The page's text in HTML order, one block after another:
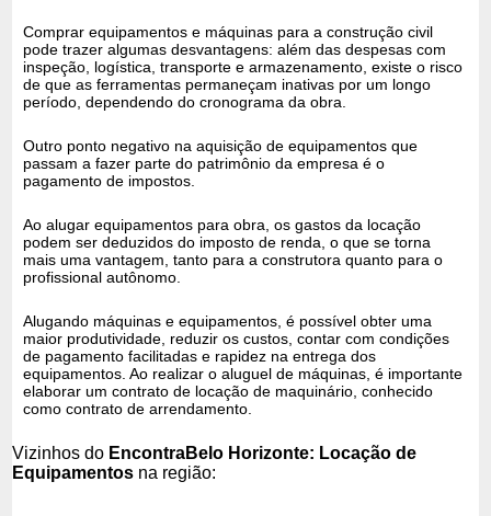
Comprar equipamentos e máquinas para a construção civil
pode trazer algumas desvantagens: além das despesas com
inspeção, logística, transporte e armazenamento, existe o risco
de que as ferramentas permaneçam inativas por um longo
período, dependendo do cronograma da obra.
Outro ponto negativo na aquisição de equipamentos que
passam a fazer parte do patrimônio da empresa é o
pagamento de impostos.
Ao alugar equipamentos para obra, os gastos da locação
podem ser deduzidos do imposto de renda, o que se torna
mais uma vantagem, tanto para a construtora quanto para o
profissional autônomo.
Alugando máquinas e equipamentos, é possível obter uma
maior produtividade, reduzir os custos, contar com condições
de pagamento facilitadas e rapidez na entrega dos
equipamentos. Ao realizar o aluguel de máquinas, é importante
elaborar um contrato de locação de maquinário, conhecido
como contrato de arrendamento.
Vizinhos do EncontraBelo Horizonte: Locação de
Equipamentos na região: